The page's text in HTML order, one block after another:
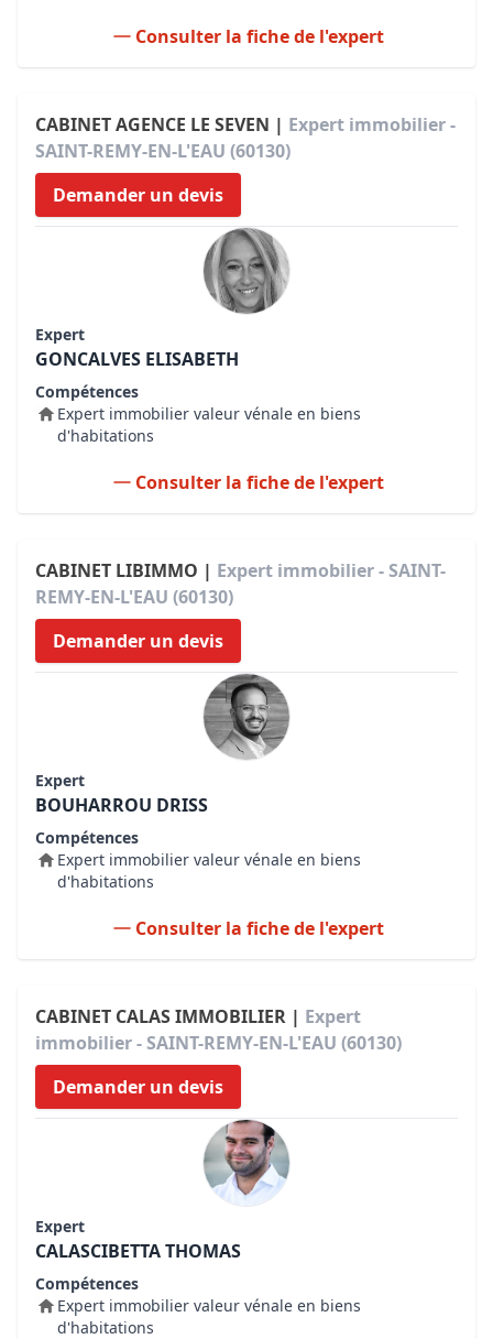
Consulter la fiche de l'expert
CABINET AGENCE LE SEVEN | Expert immobilier -
SAINT-REMY-EN-L'EAU (60130)
Demander un devis
Expert
GONCALVES ELISABETH
Compétences
Expert immobilier valeur vénale en biens
d'habitations
Consulter la fiche de l'expert
CABINET LIBIMMO | Expert immobilier - SAINT-
REMY-EN-L'EAU (60130)
Demander un devis
Expert
BOUHARROU DRISS
Compétences
Expert immobilier valeur vénale en biens
d'habitations
Consulter la fiche de l'expert
CABINET CALAS IMMOBILIER | Expert
immobilier - SAINT-REMY-EN-L'EAU (60130)
Demander un devis
Expert
CALASCIBETTA THOMAS
Compétences
Expert immobilier valeur vénale en biens
d'habitations